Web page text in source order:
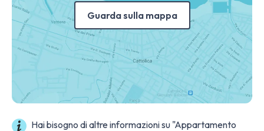
Guarda sulla mappa
Hai bisogno di altre informazioni su "Appartamento